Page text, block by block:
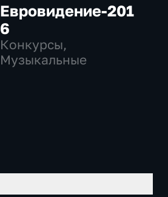
Евровидение-201
6
Конкурсы,
Музыкальные